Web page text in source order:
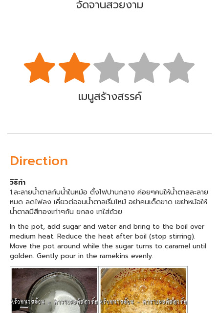
จัดจานสวยงาม
เมนูสร้างสรรค์
Direction
วิธีทำ
1.ละลายน้ำตาลกับน้ำในหม้อ ตั้งไฟปานกลาง ค่อยๆคนให้น้ำตาลละลาย
หมด ลดไฟลง เคี่ยวต่อจนน้ำตาลเริ่มไหม้ อย่าคนเด็ดขาด เขย่าหม้อให้
น้ำตาลมีสีทองเท่าๆกัน ยกลง เทใส่ถ้วย
In the pot, add sugar and water and bring to the boil over
medium heat. Reduce the heat after boil (stop stirring).
Move the pot around while the sugar turns to caramel until
golden. Gently pour in the ramekins evenly.